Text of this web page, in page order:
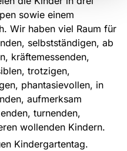
sowie einem
Wir haben viel Raum für
selbstständigen, ab
kräftemessenden,
trotzigen,
phantasievollen, in
aufmerksam
turnenden,
wollenden Kindern.
Kindergartentag.